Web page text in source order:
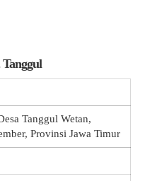
Tanggul Wetan,
Provinsi Jawa Timur